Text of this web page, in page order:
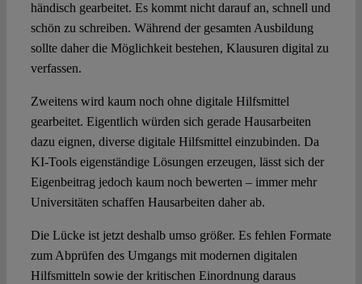
händisch gearbeitet. Es kommt nicht darauf an, schnell und
schön zu schreiben. Während der gesamten Ausbildung
sollte daher die Möglichkeit bestehen, Klausuren digital zu
verfassen.
Zweitens wird kaum noch ohne digitale Hilfsmittel
gearbeitet. Eigentlich würden sich gerade Hausarbeiten
dazu eignen, diverse digitale Hilfsmittel einzubinden. Da
KI-Tools eigenständige Lösungen erzeugen, lässt sich der
Eigenbeitrag jedoch kaum noch bewerten – immer mehr
Universitäten schaffen Hausarbeiten daher ab.
Die Lücke ist jetzt deshalb umso größer. Es fehlen Formate
zum Abprüfen des Umgangs mit modernen digitalen
Hilfsmitteln sowie der kritischen Einordnung daraus